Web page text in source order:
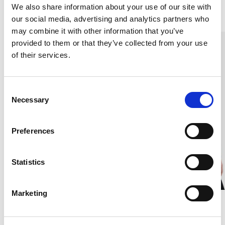
We also share information about your use of our site with
our social media, advertising and analytics partners who
may combine it with other information that you’ve
provided to them or that they’ve collected from your use
of their services.
Necessary
Preferences
Statistics
Marketing
Liknande produkter
Dampolo, Marin